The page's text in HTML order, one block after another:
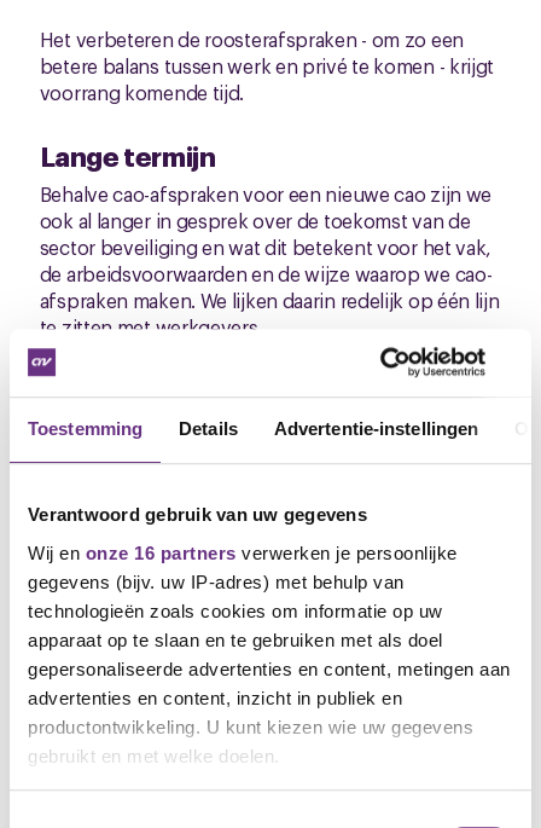
Toestemming Details Advertentie-instellingen
Verantwoord gebruik van uw gegevens
Wij en onze 16 partners verwerken je persoonlijke
gegevens (bijv. uw IP-adres) met behulp van
technologieën zoals cookies om informatie op uw
apparaat op te slaan en te gebruiken met als doel
gepersonaliseerde advertenties en content, metingen aan
advertenties en content, inzicht in publiek en
productontwikkeling. U kunt kiezen wie uw gegevens
gebruikt en met welke doelen.
Het verbeteren de roosterafspraken - om zo een
betere balans tussen werk en privé te komen - krijgt
voorrang komende tijd.
Lange termijn
Behalve cao-afspraken voor een nieuwe cao zijn we
ook al langer in gesprek over de toekomst van de
sector beveiliging en wat dit betekent voor het vak,
de arbeidsvoorwaarden en de wijze waarop we cao-
afspraken maken. We lijken daarin redelijk op één lijn
te zitten met werkgevers.
Bij vakbond CNV pleiten we er al langer voor om het
vak beveiliger op een hoger plan te brengen en
beter te waarderen. We zien al jaren dat
aanbestedingen op de markt, grote
gebrek aan handhaving er voor zorgt dat de lonen
grote verandering in het werk aan te komen door de
razendsnelle inzet van kunstmatige intelligentie en
nieuwe cameratechnieken. De verwachting is dat dit
het vak gaat veranderen. In het visiedocument dat
hierover binnenkort naar buiten komt, staan de
ideeën hierover die zijn opgehaald bij beveiligers,
ondernemers, vakbonden en
werkgeversorganisatie.